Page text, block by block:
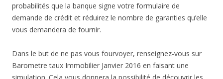
probabilités que la banque signe votre formulaire de
demande de crédit et réduirez le nombre de garanties qu’elle
vous demandera de fournir.
Dans le but de ne pas vous fourvoyer, renseignez-vous sur
Barometre taux Immobilier Janvier 2016 en faisant une
simulation. Cela vous donnera la possibilité de découvrir les